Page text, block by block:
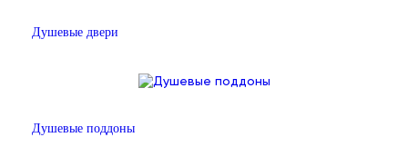
Душевые двери
Душевые поддоны